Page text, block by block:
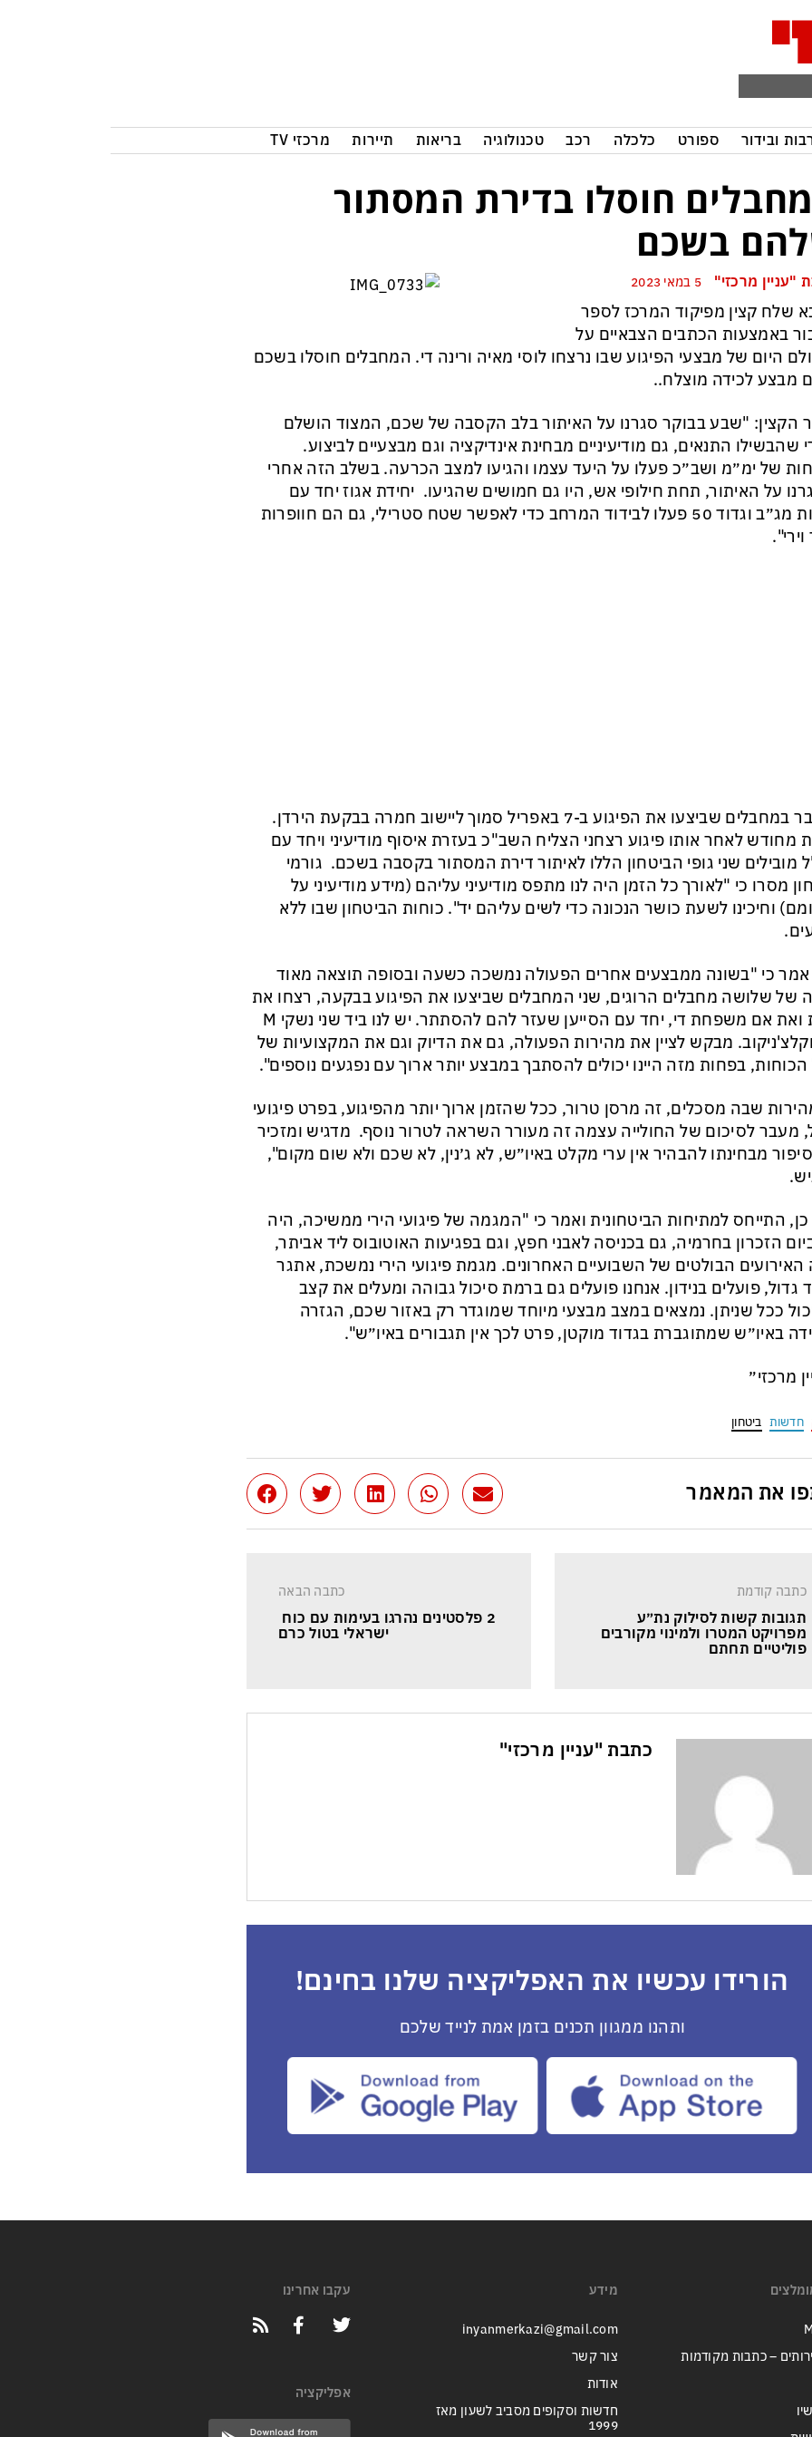
ובידור ספורט כלכלה רכב טכנולוגיה בריאות תיירות מרכזי TV
חוסלו בדירת המסתור
בשכם
"עניין מרכזי"
שלח קצין מפיקוד המרכז לספר
באמצעות הכתבים הצבאיים על
היום של מבצעי הפיגוע שבו נרצחו לוסי מאיה ורינה די. המחבלים חוסלו בשכם
מבצע לכידה מוצלח..
הקצין: "שבע בבוקר סגרנו על האיתור בלב הקסבה של שכם, המצוד הושלם
שהבשילו התנאים, גם מודיעיניים מבחינת אינדיקציה וגם מבצעיים לביצוע.
של ימ״מ ושב״כ פעלו על היעד עצמו והגיעו למצב הכרעה. בשלב הזה אחרי
על האיתור, תחת חילופי אש, היו גם חמושים שהגיעו. יחידת אגוז יחד עם
כוחות מג״ב וגדוד 50 פעלו לבידוד המרחב כדי לאפשר שטח סטרילי, גם הם חוופרות
מדובר במחבלים שביצעו את הפיגוע ב-7 באפריל סמוך ליישוב חמרה בבקעת הירדן.
מחודש לאחר אותו פיגוע רצחני הצליח השב"כ בעזרת איסוף מודיעיני ויחד עם
מובילים שני גופי הביטחון הללו לאיתור דירת המסתור בקסבה בשכם. גורמי
מסרו כי "לאורך כל הזמן היה לנו מתפס מודיעיני עליהם (מידע מודיעיני על
וחיכינו לשעת כושר הנכונה כדי לשים עליהם יד". כוחות הביטחון שבו ללא
אמר כי "בשונה ממבצעים אחרים הפעולה נמשכה כשעה ובסופה תוצאה מאוד
של שלושה מחבלים הרוגים, שני המחבלים שביצעו את הפיגוע בבקעה, רצחו את
בנות ואת אם משפחת די, יחד עם הסייען שעזר להם להסתתר. יש לנו ביד שני נשקי M
16 וקלצ'ניקוב. מבקש לציין את מהירות הפעולה, גם את הדיוק וגם את המקצועיות של
בפחות מזה היינו יכולים להסתבך במבצע יותר ארוך עם נפגעים נוספים".
שבה מסכלים, זה מרסן טרור, ככל שהזמן ארוך יותר מהפיגוע, בפרט פיגועי
מעבר לסיכום של החולייה עצמה זה מעורר השראה לטרור נוסף. מדגיש ומזכיר
מבחינתו להבהיר אין ערי מקלט באיו״ש, לא ג׳נין, לא שכם ולא שום מקום",
כן, התייחס למתיחות הביטחונית ואמר כי "המגמה של פיגועי הירי ממשיכה, היה
הזכרון בחרמיה, גם בכניסה לאבני חפץ, וגם בפגיעות האוטובוס ליד אביתר,
האירועים הבולטים של השבועיים האחרונים. מגמת פיגועי הירי נמשכת, אתגר
גדול, פועלים בנידון. אנחנו פועלים גם ברמת סיכול גבוהה ומעלים את קצב
ככל שניתן. נמצאים במצב מבצעי מיוחד שמוגדר רק באזור שכם, הגזרה
באיו״ש שמתוגברת בגדוד מוקטן, פרט לכך אין תגבורים באיו״ש".
מרכזי״
חדשות ביטחון
את המאמר
כתבה קודמת
תגובות קשות לסילוק נת״ע
מפרויקט המטרו ולמינוי מקורבים
פוליטיים תחתם
כתבה הבאה
2 פלסטינים נהרגו בעימות עם כוח
ישראלי בטול כרם
כתבת "עניין מרכזי"
הורידו עכשיו את האפליקציה שלנו בחינם!
ותהנו ממגוון תכנים בזמן אמת לנייד שלכם
– כתבות מקודמות
מידע
inyanmerkazi@gmail.com
צור קשר
אודות
חדשות וסקופים מסביב לשעון מאז
1999
עקבו אחרינו
אפליקציה